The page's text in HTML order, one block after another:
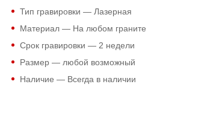
Тип гравировки — Лазерная
Материал — На любом граните
Срок гравировки — 2 недели
Размер — любой возможный
Наличие — Всегда в наличии